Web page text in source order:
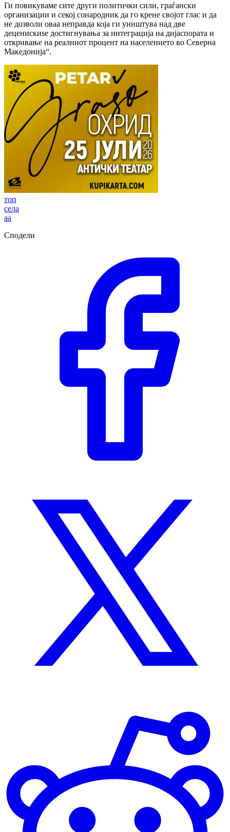
Ги повикуваме сите други политички сили, граѓански
организации и секој сонародник да го крене својот глас и да
не дозволи оваа неправда која ги уништува над две
деценискиѕе достигнувања за интеграција на дијаспората и
откривање на реалниот процент на населението во Северна
Македонија“.
топ
села
аа
Сподели